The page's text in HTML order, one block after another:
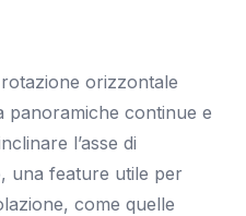
orizzontale
panoramiche continue e
l’asse di
una feature utile per
come quelle